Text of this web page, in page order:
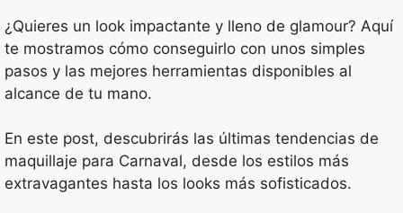
¿Quieres un look impactante y lleno de glamour? Aquí
te mostramos cómo conseguirlo con unos simples
pasos y las mejores herramientas disponibles al
alcance de tu mano.
En este post, descubrirás las últimas tendencias de
maquillaje para Carnaval, desde los estilos más
extravagantes hasta los looks más sofisticados.